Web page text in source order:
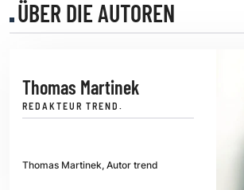
ÜBER DIE AUTOREN
Thomas Martinek
REDAKTEUR TREND.
Thomas Martinek, Autor trend